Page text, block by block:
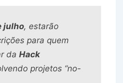
julho, estarão
para quem
da Hack
projetos “no-